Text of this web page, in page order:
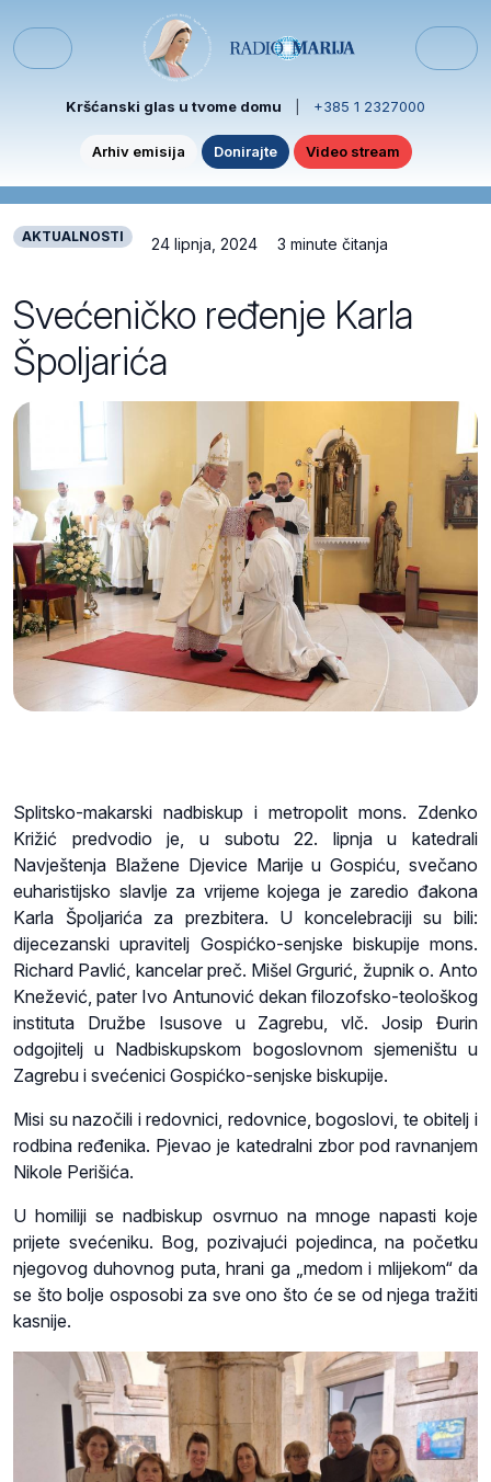
Menu
Kršćanski glas u tvome domu +385 1 2327000
Arhiv emisija Donirajte Video stream
AKTUALNOSTI 24 lipnja, 2024 3 minute čitanja
Svećeničko ređenje Karla
Špoljarića
Splitsko-makarski nadbiskup i metropolit mons. Zdenko
Križić predvodio je, u subotu 22. lipnja u katedrali
Navještenja Blažene Djevice Marije u Gospiću, svečano
euharistijsko slavlje za vrijeme kojega je zaredio đakona
Karla Špoljarića za prezbitera. U koncelebraciji su bili:
dijecezanski upravitelj Gospićko-senjske biskupije mons.
Richard Pavlić, kancelar preč. Mišel Grgurić, župnik o. Anto
Knežević, pater Ivo Antunović dekan filozofsko-teološkog
instituta Družbe Isusove u Zagrebu, vlč. Josip Đurin
odgojitelj u Nadbiskupskom bogoslovnom sjemeništu u
Zagrebu i svećenici Gospićko-senjske biskupije.
Misi su nazočili i redovnici, redovnice, bogoslovi, te obitelj i
rodbina ređenika. Pjevao je katedralni zbor pod ravnanjem
Nikole Perišića.
U homiliji se nadbiskup osvrnuo na mnoge napasti koje
prijete svećeniku. Bog, pozivajući pojedinca, na početku
njegovog duhovnog puta, hrani ga „medom i mlijekom“ da
se što bolje osposobi za sve ono što će se od njega tražiti
kasnije.